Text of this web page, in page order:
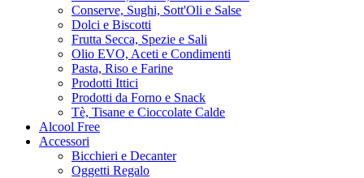
Conserve, Sughi, Sott'Oli e Salse
Dolci e Biscotti
Frutta Secca, Spezie e Sali
Olio EVO, Aceti e Condimenti
Pasta, Riso e Farine
Prodotti Ittici
Prodotti da Forno e Snack
Tè, Tisane e Cioccolate Calde
Alcool Free
Accessori
Bicchieri e Decanter
Oggetti Regalo